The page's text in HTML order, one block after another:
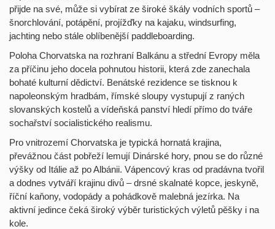
přijde na své, může si vybírat ze široké škály vodních sportů –
šnorchlování, potápění, projížďky na kajaku, windsurfing,
jachting nebo stále oblíbenější paddleboarding.
Poloha Chorvatska na rozhraní Balkánu a střední Evropy měla
za příčinu jeho docela pohnutou historii, která zde zanechala
bohaté kulturní dědictví. Benátské rezidence se tisknou k
napoleonským hradbám, římské sloupy vystupují z raných
slovanských kostelů a vídeňská panství hledí přímo do tváře
sochařství socialistického realismu.
Pro vnitrozemí Chorvatska je typická hornatá krajina,
převážnou část pobřeží lemují Dinárské hory, pnou se do různé
výšky od Itálie až po Albánii. Vápencový kras od pradávna tvořil
a dodnes vytváří krajinu divů – drsné skalnaté kopce, jeskyně,
říční kaňony, vodopády a pohádkově malebná jezírka. Na
aktivní jedince čeká široký výběr turistických výletů pěšky i na
kole.